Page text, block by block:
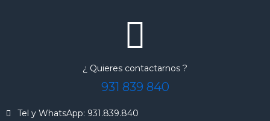
¿ Quieres contactarnos ?
931 839 840
Tel y WhatsApp: 931.839.840